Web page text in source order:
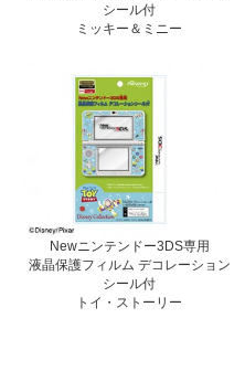
シール付
ミッキー＆ミニー
Newニンテンドー3DS専用
液晶保護フィルム デコレーション
シール付
トイ・ストーリー